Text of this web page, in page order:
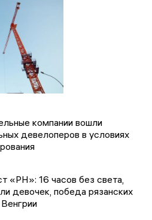
компании вошли
девелоперов в условиях
«РН»: 16 часов без света,
девочек, победа рязанских